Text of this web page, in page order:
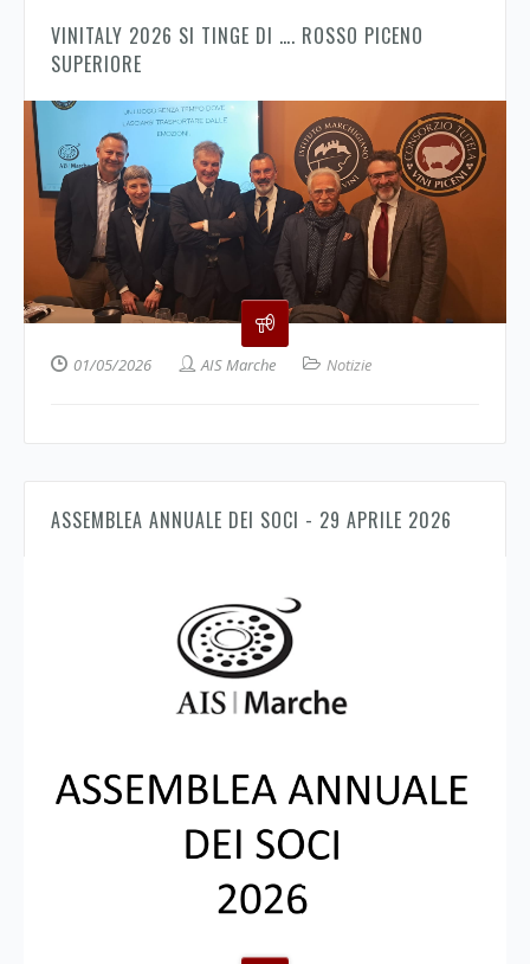
VINITALY 2026 SI TINGE DI …. ROSSO PICENO
SUPERIORE
01/05/2026 AIS Marche Notizie
ASSEMBLEA ANNUALE DEI SOCI - 29 APRILE 2026